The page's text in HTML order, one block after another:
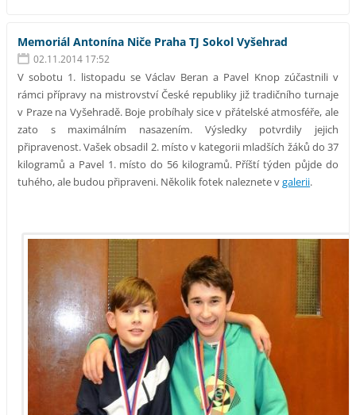
Memoriál Antonína Niče Praha TJ Sokol Vyšehrad
02.11.2014 17:52
V sobotu 1. listopadu se Václav Beran a Pavel Knop zúčastnili v
rámci přípravy na mistrovství České republiky již tradičního turnaje
v Praze na Vyšehradě. Boje probíhaly sice v přátelské atmosféře, ale
zato s maximálním nasazením. Výsledky potvrdily jejich
připravenost. Vašek obsadil 2. místo v kategorii mladších žáků do 37
kilogramů a Pavel 1. místo do 56 kilogramů. Příští týden půjde do
tuhého, ale budou připraveni. Několik fotek naleznete vgalerii.